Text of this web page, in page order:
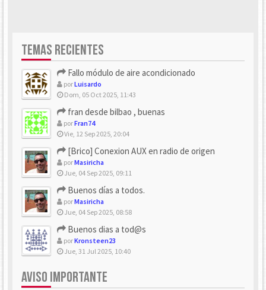
TEMAS RECIENTES
Fallo módulo de aire acondicionado
porLuisardo
Dom, 05 Oct 2025, 11:43
fran desde bilbao , buenas
porFran74
Vie, 12 Sep 2025, 20:04
[Brico] Conexion AUX en radio de origen
porMasiricha
Jue, 04 Sep 2025, 09:11
Buenos días a todos.
porMasiricha
Jue, 04 Sep 2025, 08:58
Buenos dias a tod@s
porKronsteen23
Jue, 31 Jul 2025, 10:40
AVISO IMPORTANTE